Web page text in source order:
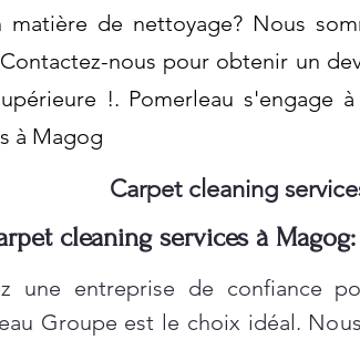
matière de nettoyage? Nous
nous pour obtenir un
!. Pomerleau s'engage
à Magog
Carpet cleaning
cleaning services à
une entreprise de confiance
Groupe est le choix idéal.